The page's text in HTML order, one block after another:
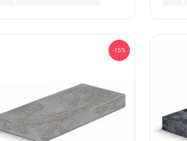
Ulubionych
-15%